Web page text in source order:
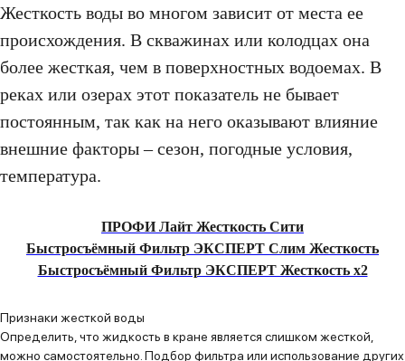
Жесткость воды во многом зависит от места ее
происхождения. В скважинах или колодцах она
более жесткая, чем в поверхностных водоемах. В
реках или озерах этот показатель не бывает
постоянным, так как на него оказывают влияние
внешние факторы – сезон, погодные условия,
температура.
ПРОФИ Лайт Жесткость Сити
Быстросъёмный Фильтр ЭКСПЕРТ Слим Жесткость
Быстросъёмный Фильтр ЭКСПЕРТ Жесткость x2
Признаки жесткой воды
Определить, что жидкость в кране является слишком жесткой,
можно самостоятельно. Подбор фильтра или использование других